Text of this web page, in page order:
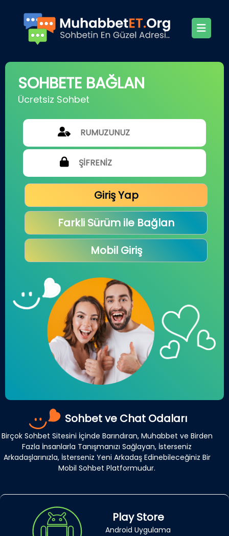
SOHBETE BAĞLAN
Ücretsiz Sohbet
Giriş Yap
Farkli Sürüm ile Bağlan
Mobil Giriş
Sohbet ve Chat Odaları
Birçok Sohbet Sitesini İçinde Barındıran, Muhabbet ve Birden
Fazla İnsanlarla Tanışmanızı Sağlayan, İsterseniz
Arkadaşlarınızla, İsterseniz Yeni Arkadaş Edinebileceğiniz Bir
Mobil Sohbet Platformudur.
Play Store
Android Uygulama